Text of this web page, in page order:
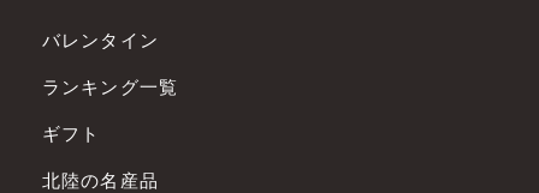
バレンタイン
ランキング一覧
ギフト
北陸の名産品